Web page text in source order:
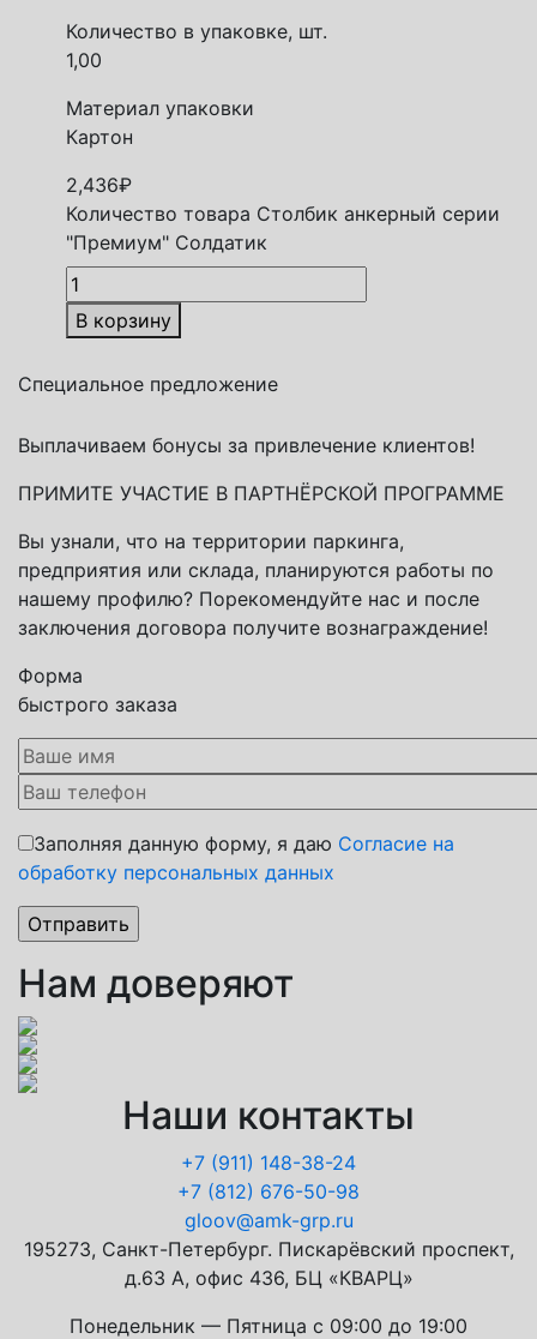
Количество в упаковке, шт.
1,00
Материал упаковки
Картон
2,436₽
Количество товара Столбик анкерный серии
"Премиум" Солдатик
В корзину
Специальное предложение
Выплачиваем бонусы за привлечение клиентов!
ПРИМИТЕ УЧАСТИЕ В ПАРТНЁРСКОЙ ПРОГРАММЕ
Вы узнали, что на территории паркинга,
предприятия или склада, планируются работы по
нашему профилю? Порекомендуйте нас и после
заключения договора получите вознаграждение!
Форма
быстрого заказа
Заполняя данную форму, я даю Согласие на
обработку персональных данных
Нам доверяют
Наши контакты
+7 (911) 148-38-24
+7 (812) 676-50-98
gloov@amk-grp.ru
195273, Санкт-Петербург. Пискарёвский проспект,
д.63 А, офис 436, БЦ «КВАРЦ»
Понедельник — Пятница с 09:00 до 19:00